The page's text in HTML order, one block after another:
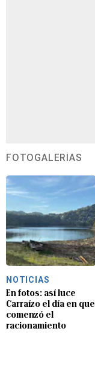
FOTOGALERÍAS
NOTICIAS
En fotos: así luce
Carraízo el día en que
comenzó el
racionamiento